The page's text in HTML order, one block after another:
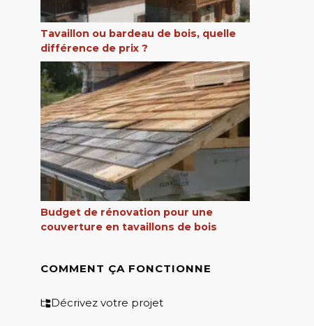
Tavaillon ou bardeau de bois, quelle
différence de prix ?
Budget de rénovation pour une
couverture en tavaillons de bois
COMMENT ÇA FONCTIONNE
Décrivez votre projet